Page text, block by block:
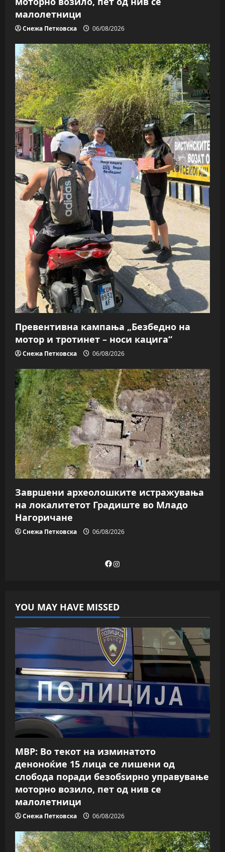
малолетници
Снежа Петковска 06/08/2026
Превентивна кампања „Безбедно на
мотор и тротинет – носи кацига“
Снежа Петковска 06/08/2026
Завршени археолошките истражувања
на локалитетот Градиште во Младо
Нагоричане
Снежа Петковска 06/08/2026
Facebook
Instagram
YOU MAY HAVE MISSED
МВР: Во текот на изминатото
деноноќие 15 лица се лишени од
слобода поради безобѕирно управување
моторно возило, пет од нив се
малолетници
Снежа Петковска 06/08/2026